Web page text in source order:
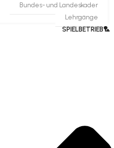
Bundes- und Landeskader
Lehrgänge
SPIELBETRIEB🏸